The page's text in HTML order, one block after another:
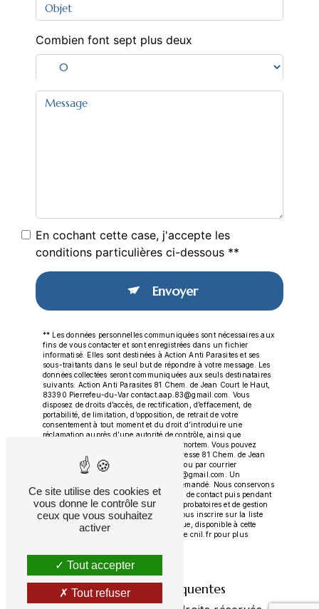
Combien font sept plus deux
En cochant cette case, j'accepte les
conditions particulières ci-dessous **
Envoyer
** Les données personnelles communiquées sont nécessaires aux
fins de vous contacter et sont enregistrées dans un fichier
informatisé. Elles sont destinées à Action Anti Parasites et ses
sous-traitants dans le seul but de répondre à votre message. Les
données collectées seront communiquées aux seuls destinataires
suivants: Action Anti Parasites 81 Chem. de Jean Court le Haut,
83390 Pierrefeu-du-Var contact.aap.83@gmail.com. Vous
disposez de droits d’accès, de rectification, d’effacement, de
portabilité, de limitation, d’opposition, de retrait de votre
consentement à tout moment et du droit d’introduire une
réclamation auprès d’une autorité de contrôle, ainsi que
d’organiser le sort de vos données post-mortem. Vous pouvez
exercer ces droits par voie postale à l'adresse 81 Chem. de Jean
Court le Haut, 83390 Pierrefeu-du-Var ou par courrier
électronique à l'adresse contact.aap.83@gmail.com. Un
justificatif d'identité pourra vous être demandé. Nous conservons
vos données pendant la période de prise de contact puis pendant
la durée de prescription légale aux fins probatoires et de gestion
des contentieux. Vous avez le droit de vous inscrire sur la liste
d'opposition au démarchage téléphonique, disponible à cette
Bloctel.gouv.fr
. Consultez le site cnil.fr pour plus
Recherches fréquentes
Ce site utilise des cookies et
vous donne le contrôle sur
ceux que vous souhaitez
activer
Tout accepter
Tout refuser